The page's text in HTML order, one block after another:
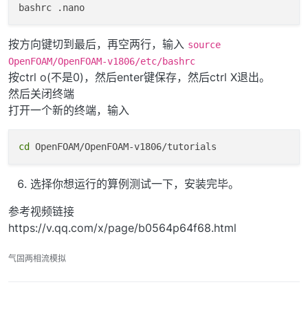
按方向键切到最后，再空两行，输入 source
OpenFOAM/OpenFOAM-v1806/etc/bashrc
按ctrl o(不是0)，然后enter键保存，然后ctrl X退出。
然后关闭终端
打开一个新的终端，输入
cd
选择你想运行的算例测试一下，安装完毕。
参考视频链接
https://v.qq.com/x/page/b0564p64f68.html
气固两相流模拟